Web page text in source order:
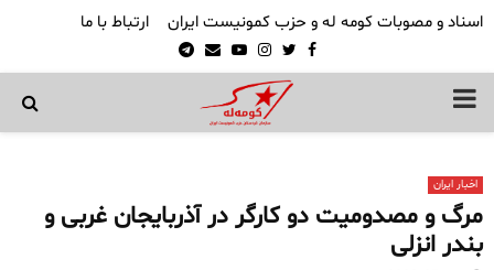
اسناد و مصوبات کومه له و حزب کمونیست ایران ارتباط با ما
Facebook
Twitter
Instagram
Youtube
Email
Telegram
PRIMARY
اخبار ایران
مرگ و مصدومیت دو کارگر در آذربایجان غربی و
بندر انزلی